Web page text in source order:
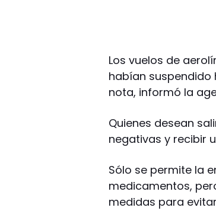
Los vuelos de
habían suspendido
nota, informó la
Quienes desean
negativas y recibir
Sólo se permite la
medicamentos,
medidas para